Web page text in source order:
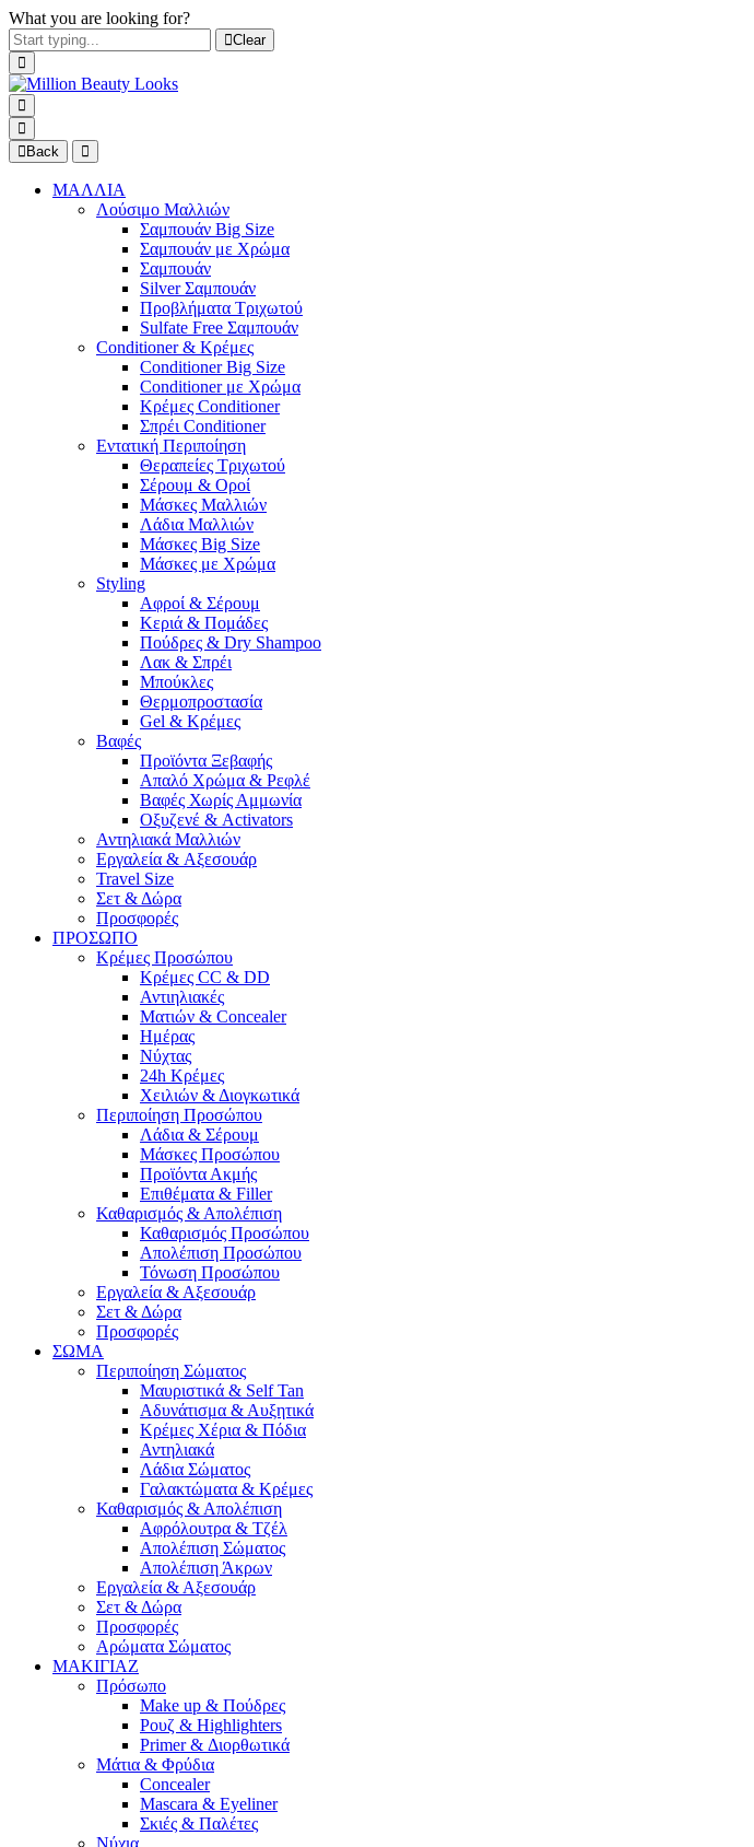
What you are looking for?
Clear
Back
ΜΑΛΛΙΑ
Λούσιμο Μαλλιών
Σαμπουάν Big Size
Σαμπουάν με Χρώμα
Σαμπουάν
Silver Σαμπουάν
Προβλήματα Τριχωτού
Sulfate Free Σαμπουάν
Conditioner & Κρέμες
Conditioner Big Size
Conditioner με Χρώμα
Κρέμες Conditioner
Σπρέι Conditioner
Εντατική Περιποίηση
Θεραπείες Τριχωτού
Σέρουμ & Οροί
Μάσκες Μαλλιών
Λάδια Μαλλιών
Μάσκες Big Size
Μάσκες με Χρώμα
Styling
Αφροί & Σέρουμ
Κεριά & Πομάδες
Πούδρες & Dry Shampoo
Λακ & Σπρέι
Μπούκλες
Θερμοπροστασία
Gel & Κρέμες
Βαφές
Προϊόντα Ξεβαφής
Απαλό Χρώμα & Ρεφλέ
Βαφές Χωρίς Αμμωνία
Οξυζενέ & Activators
Αντηλιακά Μαλλιών
Εργαλεία & Aξεσουάρ
Travel Size
Σετ & Δώρα
Προσφορές
ΠΡΟΣΩΠΟ
Κρέμες Προσώπου
Κρέμες CC & DD
Αντιηλιακές
Ματιών & Concealer
Ημέρας
Νύχτας
24h Κρέμες
Χειλιών & Διογκωτικά
Περιποίηση Προσώπου
Λάδια & Σέρουμ
Μάσκες Προσώπου
Προϊόντα Ακμής
Επιθέματα & Filler
Καθαρισμός & Απολέπιση
Καθαρισμός Προσώπου
Απολέπιση Προσώπου
Τόνωση Προσώπου
Εργαλεία & Αξεσουάρ
Σετ & Δώρα
Προσφορές
ΣΩΜΑ
Περιποίηση Σώματος
Μαυριστικά & Self Tan
Αδυνάτισμα & Αυξητικά
Κρέμες Χέρια & Πόδια
Αντηλιακά
Λάδια Σώματος
Γαλακτώματα & Κρέμες
Καθαρισμός & Απολέπιση
Αφρόλουτρα & Τζέλ
Απολέπιση Σώματος
Απολέπιση Άκρων
Εργαλεία & Αξεσουάρ
Σετ & Δώρα
Προσφορές
Αρώματα Σώματος
ΜΑΚΙΓΙΑΖ
Πρόσωπο
Make up & Πούδρες
Ρουζ & Highlighters
Primer & Διορθωτικά
Μάτια & Φρύδια
Concealer
Mascara & Eyeliner
Σκιές & Παλέτες
Νύχια